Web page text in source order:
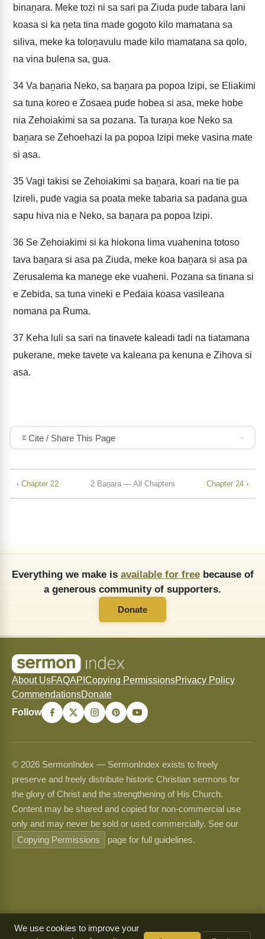
binaṉara. Meke tozi ni sa sari pa Ziuda pude tabara lani
koasa si ka ṉeta tina made gogoto kilo mamatana sa
siliva, meke ka toloṉavulu made kilo mamatana sa qolo,
na vina bulena sa, gua.
34 Va baṉaria Neko, sa baṉara pa popoa Izipi, se Eliakimi
sa tuna koreo e Zosaea pude hobea si asa, meke hobe
nia Zehoiakimi sa sa pozana. Ta turaṉa koe Neko sa
baṉara se Zehoehazi la pa popoa Izipi meke vasina mate
si asa.
35 Vagi takisi se Zehoiakimi sa baṉara, koari na tie pa
Izireli, pude vagia sa poata meke tabaria sa padana gua
sapu hiva nia e Neko, sa baṉara pa popoa Izipi.
36 Se Zehoiakimi si ka hiokona lima vuahenina totoso
tava baṉara si asa pa Ziuda, meke koa baṉara si asa pa
Zerusalema ka manege eke vuaheni. Pozana sa tinana si
e Zebida, sa tuna vineki e Pedaia koasa vasileana
nomana pa Ruma.
37 Keha luli sa sari na tinavete kaleadi tadi na tiatamana
pukerane, meke tavete va kaleana pa kenuna e Zihova si
asa.
Cite / Share This Page
‹ Chapter 22 2 Baṉara — All Chapters Chapter 24 ›
Everything we make is available for freebecause of
a generous community of supporters.
Donate
About UsFAQAPI Copying PermissionsPrivacy Policy
CommendationsDonate
Follow
© 2026 SermonIndex — SermonIndex exists to freely
preserve and freely distribute historic Christian sermons for
the glory of Christ and the strengthening of His Church.
Content may be shared and copied for non-commercial use
only and may never be sold or used commercially. See our
Copying Permissions
page for full guidelines.
We use cookies to improve your